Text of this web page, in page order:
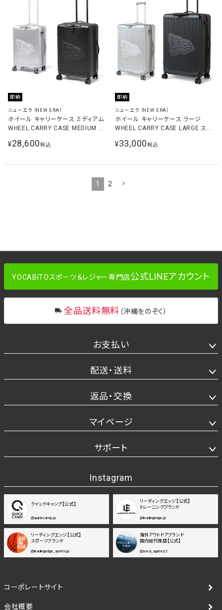
即納
ニューエラ（NEW ERA）
ホイール キャリーケース ミディアム
WHEEL CARRY CASE MEDIUM ス
¥28,600税込
即納
ニューエラ（NEW ERA）
ホイール キャリーケース ラージ
WHEEL CARRY CASE LARGE スー
¥33,000税込
1 2
YOCABITOスポーツ＆レジャー専門店公式LINEアカウント
全品送料無料 （沖縄をのぞく）
お支払い
配送・送料
返品・交換
マイページ
サポート
Instagram
クイックキャンプ【公式】
@quickcamp.jp
リーディングエッジ【公式】
トレーニングブランド
@leadingedge.jp
リーディングエッジ【公式】
スポーツブランド
@leadingedge_sports.jp
海外アウトドアブランド
国内総代理店【公式】
@yoca_agency2
コーポレートサイト
会社概要